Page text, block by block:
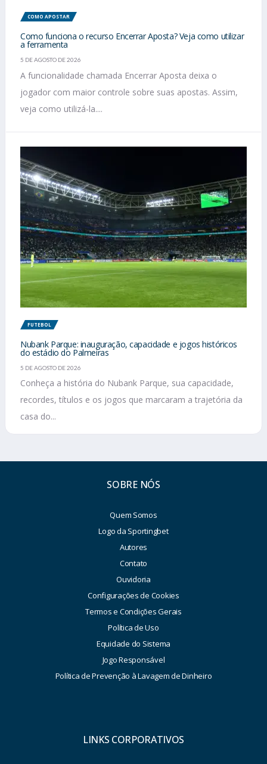
COMO APOSTAR
Como funciona o recurso Encerrar Aposta? Veja como utilizar
a ferramenta
5 DE AGOSTO DE 2026
A funcionalidade chamada Encerrar Aposta deixa o
jogador com maior controle sobre suas apostas. Assim,
veja como utilizá-la....
FUTEBOL
Nubank Parque: inauguração, capacidade e jogos históricos
do estádio do Palmeiras
5 DE AGOSTO DE 2026
Conheça a história do Nubank Parque, sua capacidade,
recordes, títulos e os jogos que marcaram a trajetória da
casa do...
SOBRE NÓS
Quem Somos
Logo da Sportingbet
Autores
Contato
Ouvidoria
Configurações de Cookies
Termos e Condições Gerais
Política de Uso
Equidade do Sistema
Jogo Responsável
Política de Prevenção à Lavagem de Dinheiro
LINKS CORPORATIVOS